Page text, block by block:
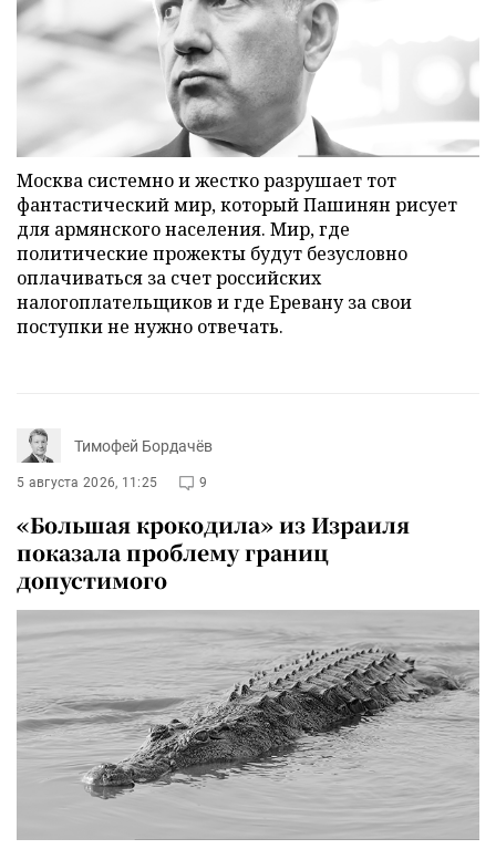
Москва системно и жестко разрушает тот
фантастический мир, который Пашинян рисует
для армянского населения. Мир, где
политические прожекты будут безусловно
оплачиваться за счет российских
налогоплательщиков и где Еревану за свои
поступки не нужно отвечать.
Тимофей Бордачёв
5 августа 2026, 11:25 9
«Большая крокодила» из Израиля
показала проблему границ
допустимого